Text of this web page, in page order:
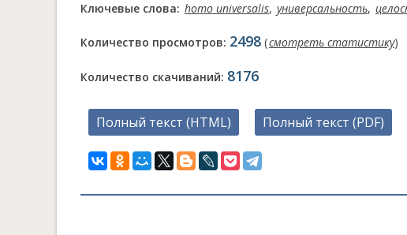
Ключевые слова: homo universalis, универсальность,
Количество просмотров: 2498 (смотреть статистику)
Количество скачиваний: 8176
Полный текст (HTML) Полный текст (PDF)